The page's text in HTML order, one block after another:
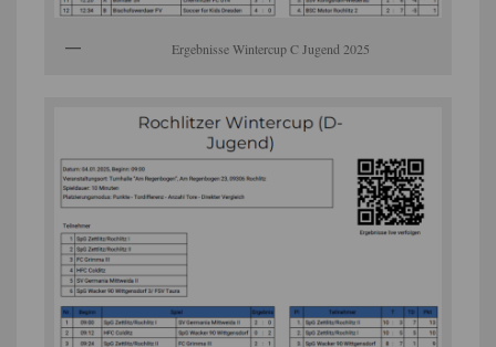
Ergebnisse Wintercup C Jugend 2025